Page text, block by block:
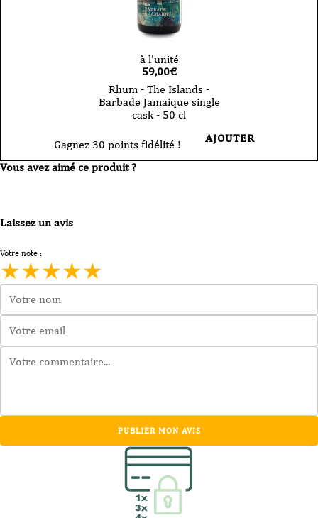
à l'unité
59,00€
Rhum - The Islands -
Barbade Jamaique single
cask - 50 cl
Gagnez 30 points fidélité ! AJOUTER
Vous avez aimé ce produit ?
Laissez un avis
Votre note :
★★★★★
PUBLIER MON AVIS